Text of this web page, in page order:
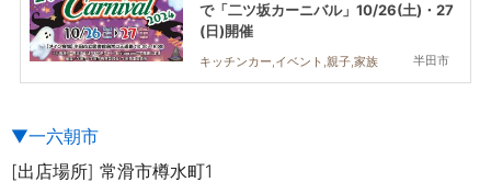
半田市
で「二ツ坂カーニバル」10/26(土)・27
(日)開催
キッチンカー,イベント,親子,家族
▼一六朝市
[出店場所] 常滑市樽水町1